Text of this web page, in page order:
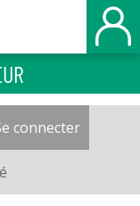
connecter(onglet